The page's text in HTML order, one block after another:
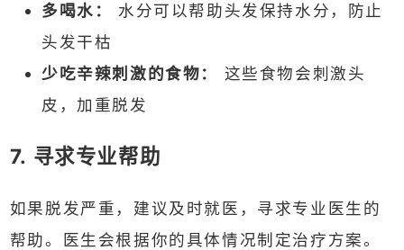
多喝水：
水分可以帮助头发保持水分，防止
头发干枯
少吃辛辣刺激的食物：
这些食物会刺激头
皮，加重脱发
7. 寻求专业帮助
如果脱发严重，建议及时就医，寻求专业医生的
帮助。医生会根据你的具体情况制定治疗方案。